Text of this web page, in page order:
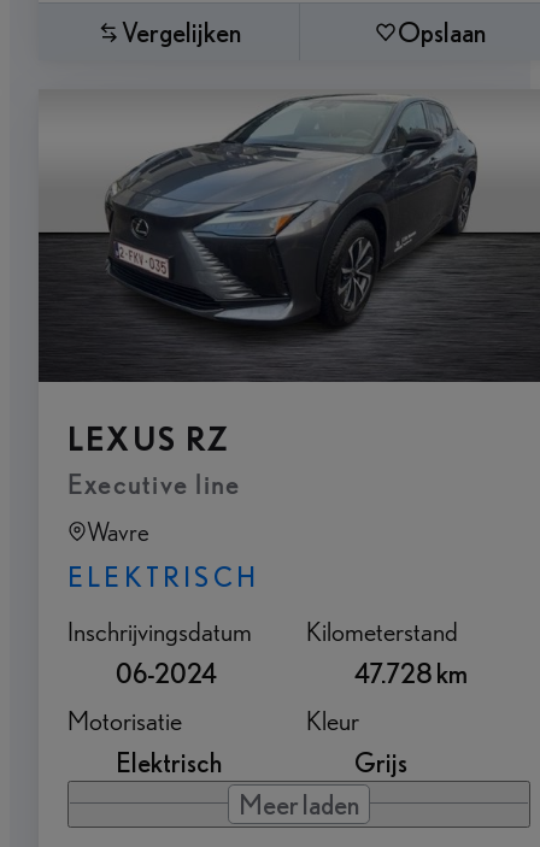
Vergelijken Opslaan
LEXUS RZ
Executive line
Wavre
ELEKTRISCH
Inschrijvingsdatum
06-2024
Kilometerstand
47.728 km
Motorisatie
Elektrisch
Kleur
Grijs
Meer laden